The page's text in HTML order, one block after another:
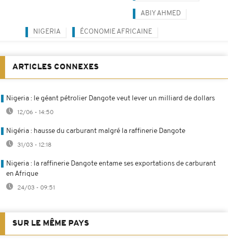
ABIY AHMED
NIGERIA ÉCONOMIE AFRICAINE
ARTICLES CONNEXES
Nigeria : le géant pétrolier Dangote veut lever un milliard de dollars
12/06 - 14:50
Nigéria : hausse du carburant malgré la raffinerie Dangote
31/03 - 12:18
Nigeria : la raffinerie Dangote entame ses exportations de carburant
en Afrique
24/03 - 09:51
SUR LE MÊME PAYS